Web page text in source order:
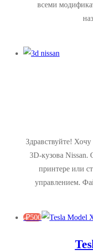
всеми
Здравствуйте!
3D-кузова Nissan.
принтере или
управлением.
-₽500